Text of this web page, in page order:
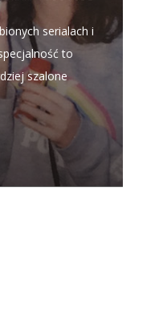
serialach i
to
szalone